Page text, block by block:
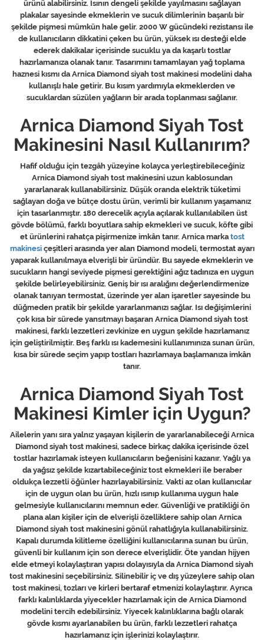
ürünü alabilirsiniz. Isının dengeli şekilde yayılmasını sağlayan
plakalar sayesinde ekmeklerin ve sucuk dilimlerinin başarılı bir
şekilde pişmesi mümkün hale gelir. 2000 W gücündeki rezistansı ile
de kullanıcıların dikkatini çeken bu ürün, yüksek ısı desteği elde
ederek dakikalar içerisinde sucuklu ya da kaşarlı tostlar
hazırlamanıza olanak tanır. Tasarımını tamamlayan yağ toplama
haznesi kısmı da Arnica Diamond siyah tost makinesi modelini daha
kullanışlı hale getirir. Bu kısım yardımıyla ekmeklerden ve
sucuklardan süzülen yağların bir arada toplanması sağlanır.
Arnica Diamond Siyah Tost
Makinesini Nasıl Kullanırım?
Hafif olduğu için tezgâh yüzeyine kolayca yerleştirebileceğiniz
Arnica Diamond siyah tost makinesini uzun kablosundan
yararlanarak kullanabilirsiniz. Düşük oranda elektrik tüketimi
sağlayan doğa ve bütçe dostu ürün, verimli bir kullanım yaşamanız
için tasarlanmıştır. 180 derecelik açıyla açılarak kullanılabilen üst
gövde bölümü, farklı boyutlara sahip ekmekleri ve sucuk, köfte gibi
et ürünlerini rahatça pişirmenize imkân tanır. Arnica marka tost
makinesiçeşitleri arasında yer alan Diamond modeli, termostat ayarı
yaparak kullanılmaya elverişli bir üründür. Bu sayede ekmeklerin ve
sucukların hangi seviyede pişmesi gerektiğini ağız tadınıza en uygun
şekilde belirleyebilirsiniz. Geniş bir ısı aralığını değerlendirmenize
olanak tanıyan termostat, üzerinde yer alan işaretler sayesinde bu
düğmeden pratik bir şekilde yararlanmanızı sağlar. Isı değişimlerini
çok kısa bir sürede yansıtmayı başaran Arnica Diamond siyah tost
makinesi, farklı lezzetleri zevkinize en uygun şekilde hazırlamanız
için geliştirilmiştir. Beş farklı ısı kademesini kullanımınıza sunan ürün,
kısa bir sürede seçim yapıp tostları hazırlamaya başlamanıza imkân
tanır.
Arnica Diamond Siyah Tost
Makinesi Kimler için Uygun?
Ailelerin yanı sıra yalnız yaşayan kişilerin de yararlanabileceği Arnica
Diamond siyah tost makinesi, sadece birkaç dakika içerisinde özel
tostlar hazırlamak isteyen kullanıcıların beğenisini kazanır. Yağlı ya
da yağsız şekilde kızartabileceğiniz tost ekmekleri ile beraber
oldukça lezzetli öğünler hazırlayabilirsiniz. Vakti az olan kullanıcılar
için de uygun olan bu ürün, hızlı ısınıp kullanıma uygun hale
gelmesiyle kullanıcılarını memnun eder. Güvenliği ve pratikliği ön
plana alan kişiler için de elverişli özelliklere sahip olan Arnica
Diamond siyah tost makinesini gönül rahatlığıyla kullanabilirsiniz.
Kapalı durumda kilitleme özelliğini kullanıcılarına sunan bu ürün,
güvenli bir kullanım için son derece elverişlidir. Öte yandan hijyen
elde etmeyi kolaylaştıran yapısı dolayısıyla da Arnica Diamond siyah
tost makinesini seçebilirsiniz. Silinebilir iç ve dış yüzeylere sahip olan
tost makinesi, tozları ve kirleri bertaraf etmenizi kolaylaştırır. Ayrıca
farklı kalınlıklarda yiyecekler hazırlamak için de Arnica Diamond
modelini tercih edebilirsiniz. Yiyecek kalınlıklarına bağlı olarak
gövde kısmı ayarlanabilen bu ürün, farklı lezzetleri rahatça
hazırlamanız için işlerinizi kolaylaştırır.